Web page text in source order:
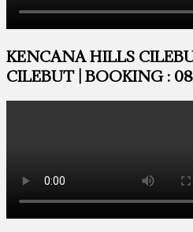
KENCANA HILLS
CILEBUT | BOOKING :